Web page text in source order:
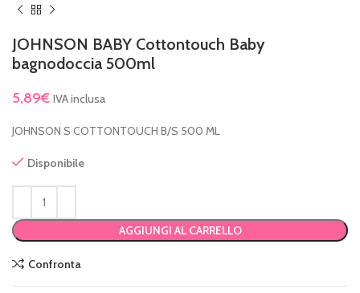
JOHNSON BABY Cottontouch Baby
bagnodoccia 500ml
5,89€ IVA inclusa
JOHNSON S COTTONTOUCH B/S 500 ML
Disponibile
AGGIUNGI AL CARRELLO
Confronta